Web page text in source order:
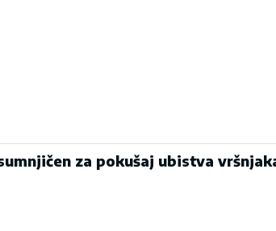
za pokušaj ubistva